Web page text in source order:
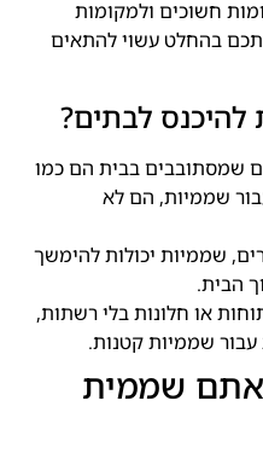
חשוכים ולמקומות
בהחלט עשוי להתאים
לבתים?
שמסתובבים בבית הם כמו
שממיות, הם לא
שממיות יכולות להימשך
הבית.
או חלונות בלי רשתות,
שממיות קטנות.
שממית